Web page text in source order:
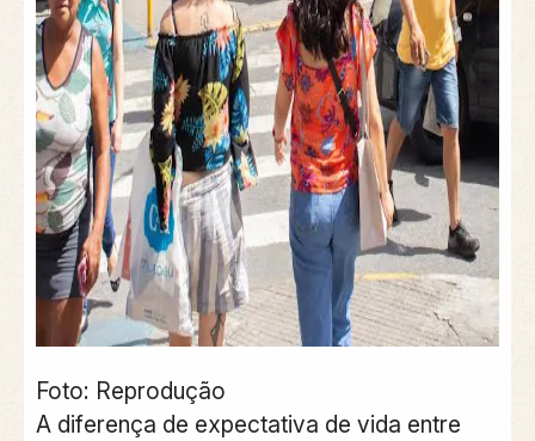
Foto: Reprodução
A diferença de expectativa de vida entre